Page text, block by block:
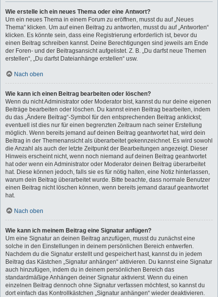
Wie erstelle ich ein neues Thema oder eine Antwort?
Um ein neues Thema in einem Forum zu eröffnen, musst du auf „Neues
Thema“ klicken. Um auf einen Beitrag zu antworten, musst du auf „Antworten“
klicken. Es könnte sein, dass eine Registrierung erforderlich ist, bevor du
einen Beitrag schreiben kannst. Deine Berechtigungen sind jeweils am Ende
der Foren- und der Beitragsansicht aufgelistet. Z. B. „Du darfst neue Themen
erstellen“, „Du darfst Dateianhänge erstellen“ usw.
Nach oben
Wie kann ich einen Beitrag bearbeiten oder löschen?
Wenn du nicht Administrator oder Moderator bist, kannst du nur deine eigenen
Beiträge bearbeiten oder löschen. Du kannst einen Beitrag bearbeiten, indem
du das „Ändere Beitrag“-Symbol für den entsprechenden Beitrag anklickst;
eventuell ist dies nur für einen begrenzten Zeitraum nach seiner Erstellung
möglich. Wenn bereits jemand auf deinen Beitrag geantwortet hat, wird dein
Beitrag in der Themenansicht als überarbeitet gekennzeichnet. Es wird sowohl
die Anzahl als auch der letzte Zeitpunkt der Bearbeitungen angezeigt. Dieser
Hinweis erscheint nicht, wenn noch niemand auf deinen Beitrag geantwortet
hat oder wenn ein Administrator oder Moderator deinen Beitrag überarbeitet
hat. Diese können jedoch, falls sie es für nötig halten, eine Notiz hinterlassen,
warum dein Beitrag überarbeitet wurde. Bitte beachte, dass normale Benutzer
einen Beitrag nicht löschen können, wenn bereits jemand darauf geantwortet
hat.
Nach oben
Wie kann ich meinem Beitrag eine Signatur anfügen?
Um eine Signatur an deinen Beitrag anzufügen, musst du zunächst eine
solche in den Einstellungen in deinem persönlichen Bereich entwerfen.
Nachdem du die Signatur erstellt und gespeichert hast, kannst du in jedem
Beitrag das Kästchen „Signatur anhängen“ aktivieren. Du kannst eine Signatur
auch hinzufügen, indem du in deinem persönlichen Bereich das
standardmäßige Anhängen deiner Signatur aktivierst. Wenn du einen
einzelnen Beitrag dennoch ohne Signatur verfassen möchtest, so kannst du
dort einfach das Kontrollkästchen „Signatur anhängen“ wieder deaktivieren.